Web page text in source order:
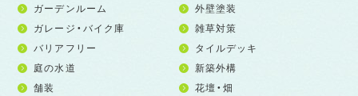
ガーデンルーム
外壁塗装
ガレージ・バイク庫
雑草対策
バリアフリー
タイルデッキ
庭の水道
新築外構
舗装
花壇・畑